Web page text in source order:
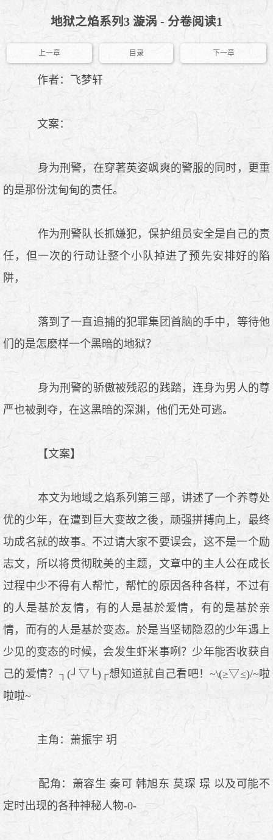
地狱之焰系列3 漩涡 - 分卷阅读1
上一章 目录 下一章
作者：飞梦轩
文案：
身为刑警，在穿著英姿飒爽的警服的同时，更重
的是那份沈甸甸的责任。
作为刑警队长抓嫌犯，保护组员安全是自己的责
任，但一次的行动让整个小队掉进了预先安排好的陷
阱，
落到了一直追捕的犯罪集团首脑的手中，等待他
们的是怎麽样一个黑暗的地狱？
身为刑警的骄傲被残忍的践踏，连身为男人的尊
严也被剥夺，在这黑暗的深渊，他们无处可逃。
【文案】
本文为地域之焰系列第三部，讲述了一个养尊处
优的少年，在遭到巨大变故之後，顽强拼搏向上，最终
功成名就的故事。不过请大家不要误会，这不是一个励
志文，所以将贯彻耽美的主题，文章中的主人公在成长
过程中少不得有人帮忙，帮忙的原因各种各样，不过有
的人是基於友情，有的人是基於爱情，有的是基於亲
情，而有的人是基於变态。於是当坚韧隐忍的少年遇上
少见的变态的时候，会发生虾米事咧？少年能否收获自
己的爱情？┐(┘▽└)┌想知道就自己看吧！~\(≥▽≤)/~啦
啦啦~
主角：萧振宇 玥
配角：萧容生 秦可 韩旭东 莫琛 璟 以及可能不
定时出现的各种神秘人物-0-